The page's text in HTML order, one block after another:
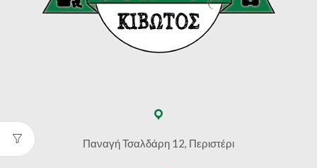
Παναγή Τσαλδάρη 12, Περιστέρι